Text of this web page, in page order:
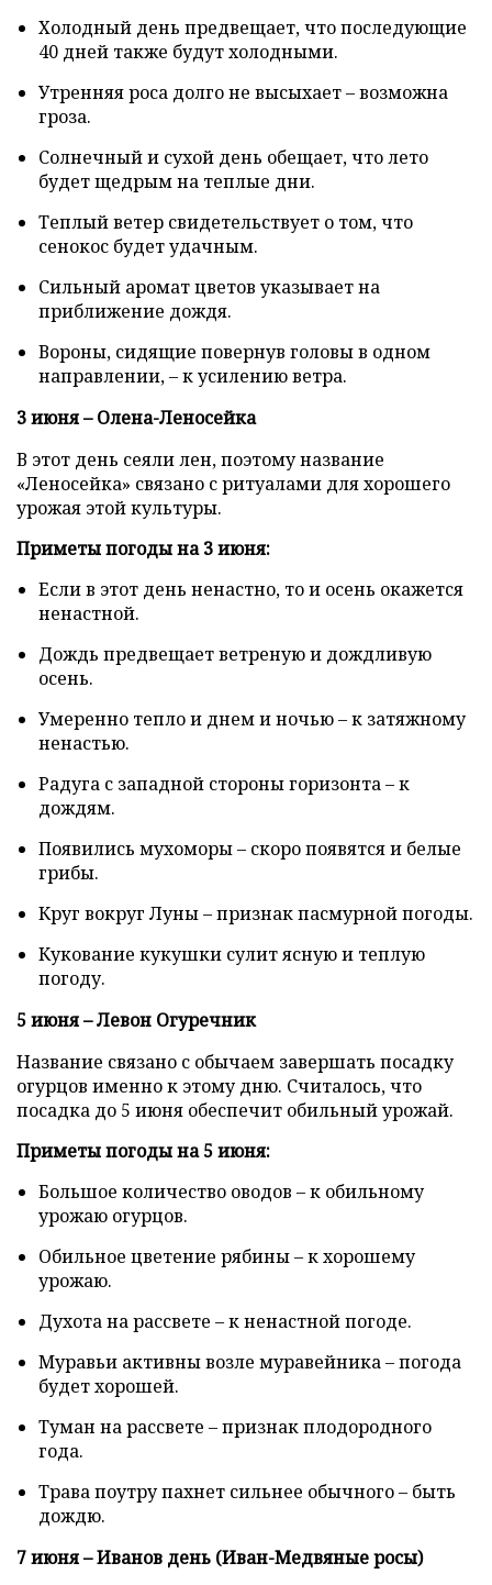
Холодный день предвещает, что последующие
40 дней также будут холодными.
Утренняя роса долго не высыхает – возможна
гроза.
Солнечный и сухой день обещает, что лето
будет щедрым на теплые дни.
Теплый ветер свидетельствует о том, что
сенокос будет удачным.
Сильный аромат цветов указывает на
приближение дождя.
Вороны, сидящие повернув головы в одном
направлении, – к усилению ветра.
3 июня – Олена-Леносейка
В этот день сеяли лен, поэтому название
«Леносейка» связано с ритуалами для хорошего
урожая этой культуры.
Приметы погоды на 3 июня:
Если в этот день ненастно, то и осень окажется
ненастной.
Дождь предвещает ветреную и дождливую
осень.
Умеренно тепло и днем и ночью – к затяжному
ненастью.
Радуга с западной стороны горизонта – к
дождям.
Появились мухоморы – скоро появятся и белые
грибы.
Круг вокруг Луны – признак пасмурной погоды.
Кукование кукушки сулит ясную и теплую
погоду.
5 июня – Левон Огуречник
Название связано с обычаем завершать посадку
огурцов именно к этому дню. Считалось, что
посадка до 5 июня обеспечит обильный урожай.
Приметы погоды на 5 июня:
Большое количество оводов – к обильному
урожаю огурцов.
Обильное цветение рябины – к хорошему
урожаю.
Духота на рассвете – к ненастной погоде.
Муравьи активны возле муравейника – погода
будет хорошей.
Туман на рассвете – признак плодородного
года.
Трава поутру пахнет сильнее обычного – быть
дождю.
7 июня – Иванов день (Иван-Медвяные росы)